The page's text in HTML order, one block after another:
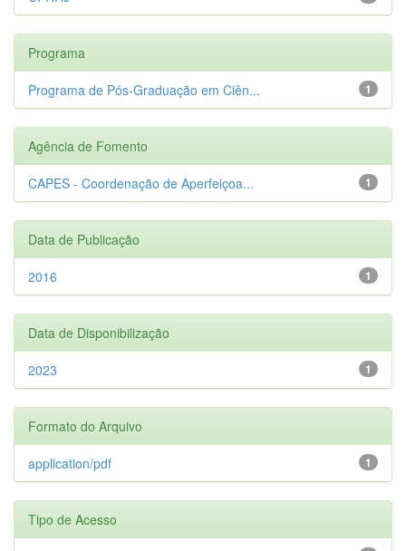
Programa
1
Programa de Pós-Graduação em Ciên...
Agência de Fomento
1
CAPES - Coordenação de Aperfeiçoa...
Data de Publicação
1
2016
Data de Disponibilização
1
2023
Formato do Arquivo
1
application/pdf
Tipo de Acesso